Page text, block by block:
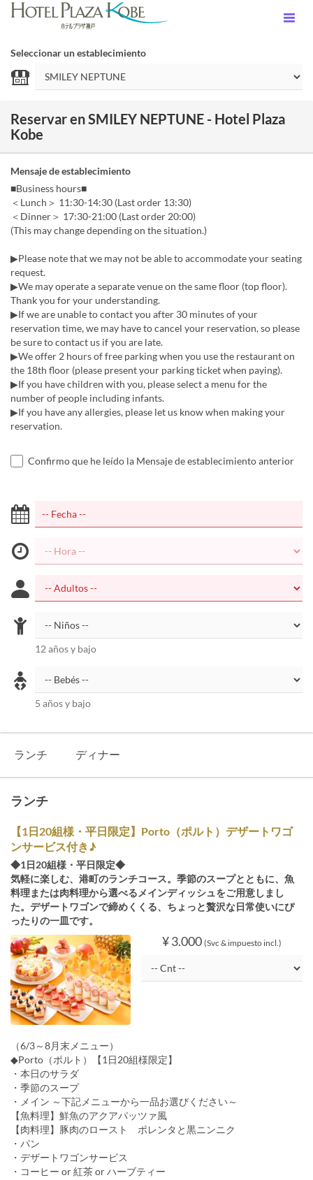
Seleccionar un establecimiento
Reservar en SMILEY NEPTUNE - Hotel Plaza
Kobe
Mensaje de establecimiento
■Business hours■
＜Lunch＞ 11:30-14:30 (Last order 13:30)
＜Dinner＞ 17:30-21:00 (Last order 20:00)
(This may change depending on the situation.)
▶Please note that we may not be able to accommodate your seating
request.
▶We may operate a separate venue on the same floor (top floor).
Thank you for your understanding.
▶If we are unable to contact you after 30 minutes of your
reservation time, we may have to cancel your reservation, so please
be sure to contact us if you are late.
▶We offer 2 hours of free parking when you use the restaurant on
the 18th floor (please present your parking ticket when paying).
▶If you have children with you, please select a menu for the
number of people including infants.
▶If you have any allergies, please let us know when making your
reservation.
Confirmo que he leído la Mensaje de establecimiento anterior
12 años y bajo
5 años y bajo
ランチ ディナー
ランチ
【1日20組様・平日限定】Porto（ポルト）デザートワゴ
ンサービス付き♪
◆1日20組様・平日限定◆
気軽に楽しむ、港町のランチコース。季節のスープとともに、魚
料理または肉料理から選べるメインディッシュをご用意しまし
た。デザートワゴンで締めくくる、ちょっと贅沢な日常使いにぴ
ったりの一皿です。
¥ 3.000 (Svc & impuesto incl.)
（6/3～8月末メニュー）
◆Porto（ポルト）【1日20組様限定】
・本日のサラダ
・季節のスープ
・メイン ～下記メニューから一品お選びください～
【魚料理】鮮魚のアクアパッツァ風
【肉料理】豚肉のロースト ポレンタと黒ニンニク
・パン
・デザートワゴンサービス
・コーヒー or 紅茶 or ハーブティー